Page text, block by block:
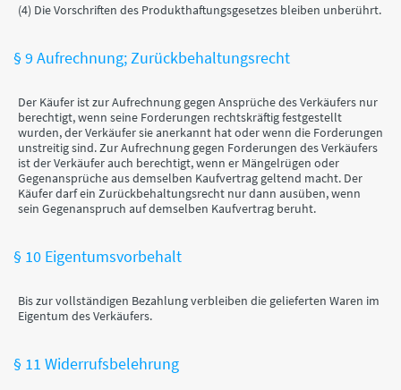
(4) Die Vorschriften des Produkthaftungsgesetzes bleiben unberührt.
§ 9 Aufrechnung; Zurückbehaltungsrecht
Der Käufer ist zur Aufrechnung gegen Ansprüche des Verkäufers nur
berechtigt, wenn seine Forderungen rechtskräftig festgestellt
wurden, der Verkäufer sie anerkannt hat oder wenn die Forderungen
unstreitig sind. Zur Aufrechnung gegen Forderungen des Verkäufers
ist der Verkäufer auch berechtigt, wenn er Mängelrügen oder
Gegenansprüche aus demselben Kaufvertrag geltend macht. Der
Käufer darf ein Zurückbehaltungsrecht nur dann ausüben, wenn
sein Gegenanspruch auf demselben Kaufvertrag beruht.
§ 10 Eigentumsvorbehalt
Bis zur vollständigen Bezahlung verbleiben die gelieferten Waren im
Eigentum des Verkäufers.
§ 11 Widerrufsbelehrung